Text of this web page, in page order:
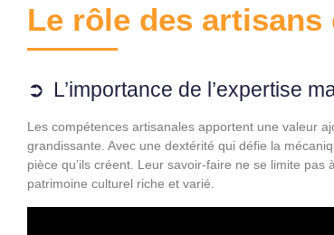
Le rôle des
L’importance de l’expertise
Les compétences artisanales apportent une valeur
grandissante. Avec une dextérité qui défie la
pièce qu’ils créent. Leur savoir-faire ne se limite
patrimoine culturel riche et varié.